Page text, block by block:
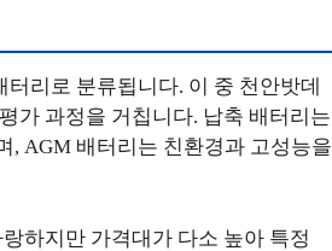
리로 분류됩니다. 이 중 천안밧데
가 과정을 거칩니다. 납축 배터리는
, AGM 배터리는 친환경과 고성능을
하지만 가격대가 다소 높아 특정